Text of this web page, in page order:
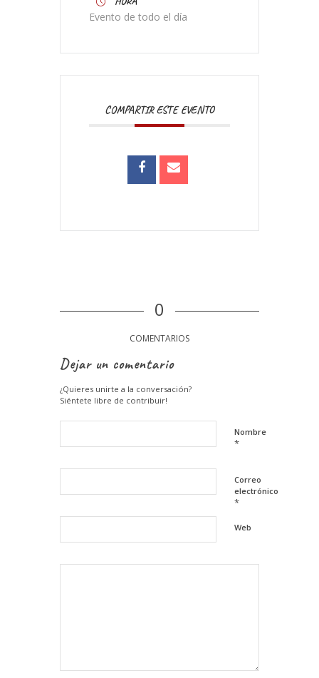
Evento de todo el día
COMPARTIR ESTE EVENTO
0
COMENTARIOS
Dejar un comentario
¿Quieres unirte a la conversación?
Siéntete libre de contribuir!
Nombre
*
Correo
electrónico
*
Web